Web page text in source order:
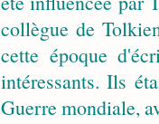
collègue de
cette époque
intéressants. Ils
Guerre mondiale,